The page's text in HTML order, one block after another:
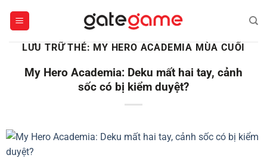
LƯU TRỮ THẺ: MY HERO ACADEMIA MÙA CUỐI
My Hero Academia: Deku mất hai tay, cảnh
sốc có bị kiểm duyệt?